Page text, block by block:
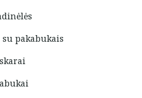
pakabukais